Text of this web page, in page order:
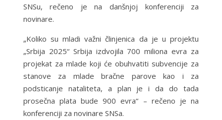
SNSu, rečeno je na danšnjoj konferenciji za
novinare.
„Koliko su mladi važni člinjenica da je u projektu
„Srbija 2025“ Srbija izdvojila 700 miliona evra za
projekat za mlade koji će obuhvatiti subvencije za
stanove za mlade bračne parove kao i za
podsticanje nataliteta, a plan je i da do tada
prosečna plata bude 900 evra“ – rečeno je na
konferenciji za novinare SNSa.